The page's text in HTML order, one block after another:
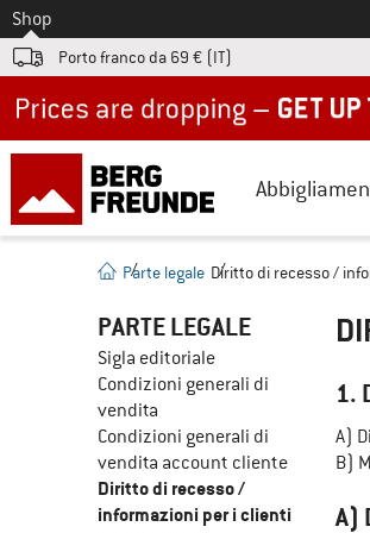
Allo
Shop
Porto franco da 69 € (IT)
Parte legale Diritto di recesso /
PARTE LEGALE
Sigla editoriale
Condizioni generali di
vendita
Condizioni generali di
vendita account cliente
Diritto di recesso /
informazioni per i clienti
1.
A)
B)
A)